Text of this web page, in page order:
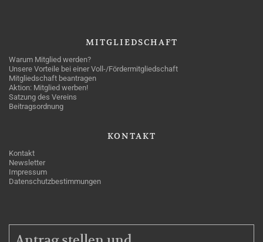
MITGLIEDSCHAFT
Warum Mitglied werden?
Unsere Vorteile bei einer Voll-/Fördermitgliedschaft
Mitgliedschaft beantragen
Aktion: Mitglied werben!
Satzung des Vereins
Beitragsordnung
KONTAKT
Kontakt
Newsletter
Impressum
Datenschutzbestimmungen
MITGLIEDSCHAFT